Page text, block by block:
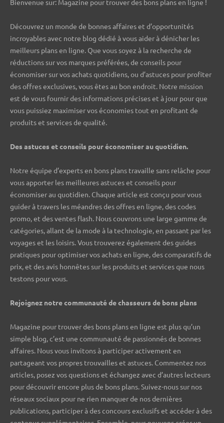
Découvrez un monde de bonnes affaires et d’opportunités
incroyables avec notre blog dédié à vous aider à dénicher les
meilleurs plans en ligne. Que vous soyez à la recherche de
réductions sur vos marques préférées, de conseils pour
économiser sur vos achats quotidiens, ou d’astuces pour profiter
des offres exclusives, vous êtes au bon endroit. Notre mission
est de vous fournir des informations précises et à jour pour que
vous puissiez maximiser vos économies tout en profitant de
produits et services de qualité.
Des astuces et conseils pour économiser au quotidien.
Notre équipe d’experts en bons plans travaille sans relâche pour
vous apporter les meilleures astuces et conseils pour
économiser au quotidien. Chaque article est conçu pour vous
guider à travers les méandres des offres en ligne, des codes
promo, et des ventes flash. Nous couvrons une large gamme de
catégories, allant de la mode à la technologie, en passant par les
voyages et les loisirs. Vous trouverez également des guides
pratiques pour optimiser vos achats en ligne, des comparatifs de
prix, et des avis honnêtes sur les produits et services que nous
testons pour vous.
Rejoignez notre communauté de chasseurs de bons plans ️
Magazine pour trouver des bons plans en ligne est plus qu’un
simple blog, c’est une communauté de passionnés de bonnes
affaires. Nous vous invitons à participer activement en
partageant vos propres trouvailles et astuces. Commentez nos
articles, posez vos questions et échangez avec d’autres lecteurs
pour découvrir encore plus de bons plans. Suivez-nous sur nos
réseaux sociaux pour ne rien manquer de nos dernières
publications, participer à des concours exclusifs et accéder à des